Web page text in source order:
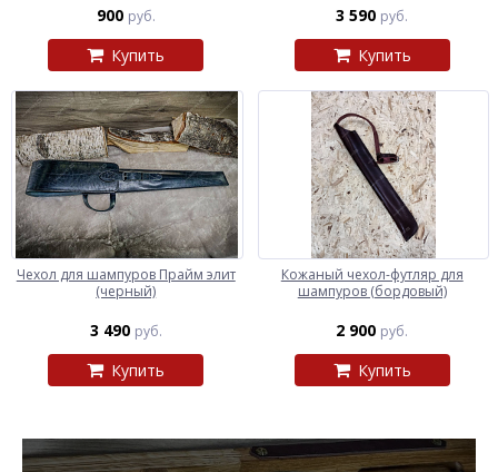
900 руб.
Купить
3 590 руб.
Купить
Чехол для шампуров Прайм элит
(черный)
3 490 руб.
Купить
Кожаный чехол-футляр для
шампуров (бордовый)
2 900 руб.
Купить